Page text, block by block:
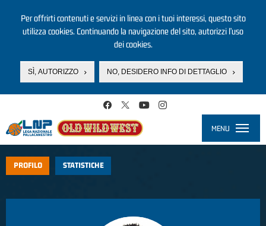
Per offrirti contenuti e servizi in linea con i tuoi interessi, questo sito
utilizza cookies. Continuando la navigazione del sito, autorizzi l’uso
dei cookies.
SÌ, AUTORIZZO NO, DESIDERO INFO DI DETTAGLIO
MENU
PROFILO STATISTICHE